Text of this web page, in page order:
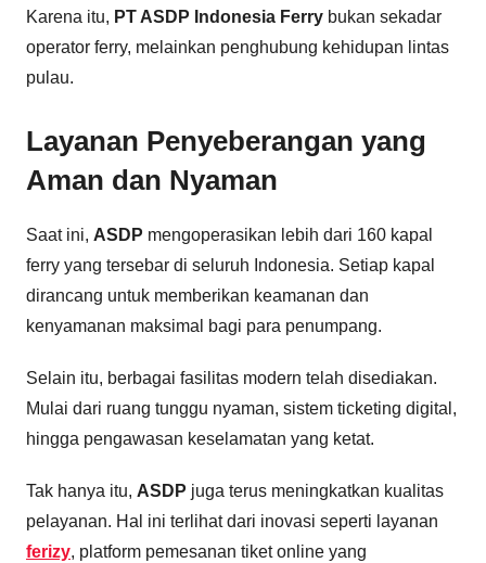
Karena itu, PT ASDP Indonesia Ferry bukan sekadar
operator ferry, melainkan penghubung kehidupan lintas
pulau.
Layanan Penyeberangan yang
Aman dan Nyaman
Saat ini, ASDP mengoperasikan lebih dari 160 kapal
ferry yang tersebar di seluruh Indonesia. Setiap kapal
dirancang untuk memberikan keamanan dan
kenyamanan maksimal bagi para penumpang.
Selain itu, berbagai fasilitas modern telah disediakan.
Mulai dari ruang tunggu nyaman, sistem ticketing digital,
hingga pengawasan keselamatan yang ketat.
Tak hanya itu, ASDP juga terus meningkatkan kualitas
pelayanan. Hal ini terlihat dari inovasi seperti layanan
ferizy, platform pemesanan tiket online yang